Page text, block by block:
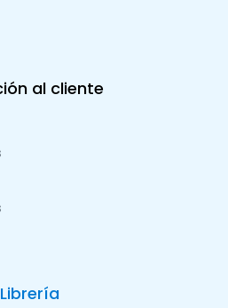
al cliente
Librería